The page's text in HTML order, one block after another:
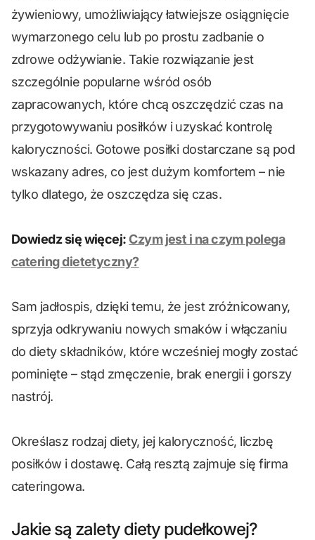
żywieniowy, umożliwiający łatwiejsze osiągnięcie
wymarzonego celu lub po prostu zadbanie o
zdrowe odżywianie. Takie rozwiązanie jest
szczególnie popularne wśród osób
zapracowanych, które chcą oszczędzić czas na
przygotowywaniu posiłków i uzyskać kontrolę
kaloryczności. Gotowe posiłki dostarczane są pod
wskazany adres, co jest dużym komfortem – nie
tylko dlatego, że oszczędza się czas.
Dowiedz się więcej: Czym jest i na czym polega
catering dietetyczny?
Sam jadłospis, dzięki temu, że jest zróżnicowany,
sprzyja odkrywaniu nowych smaków i włączaniu
do diety składników, które wcześniej mogły zostać
pominięte – stąd zmęczenie, brak energii i gorszy
nastrój.
Określasz rodzaj diety, jej kaloryczność, liczbę
posiłków i dostawę. Całą resztą zajmuje się firma
cateringowa.
Jakie są zalety diety pudełkowej?